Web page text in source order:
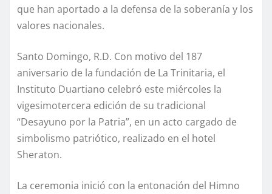
que han aportado a la defensa de la soberanía y los
valores nacionales.
Santo Domingo, R.D. Con motivo del 187
aniversario de la fundación de La Trinitaria, el
Instituto Duartiano celebró este miércoles la
vigesimotercera edición de su tradicional
“Desayuno por la Patria”, en un acto cargado de
simbolismo patriótico, realizado en el hotel
Sheraton.
La ceremonia inició con la entonación del Himno